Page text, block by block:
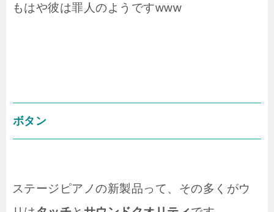
もはや彼は罪人のようですwww
ボタン
ステージピアノの新製品って、その多くがウ